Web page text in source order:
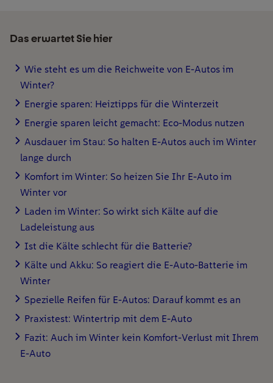
Das erwartet Sie hier
Wie steht es um die Reichweite von E-Autos im
Winter?
Energie sparen: Heiztipps für die Winterzeit
Energie sparen leicht gemacht: Eco-Modus nutzen
Ausdauer im Stau: So halten E-Autos auch im Winter
lange durch
Komfort im Winter: So heizen Sie Ihr E-Auto im
Winter vor
Laden im Winter: So wirkt sich Kälte auf die
Ladeleistung aus
Ist die Kälte schlecht für die Batterie?
Kälte und Akku: So reagiert die E-Auto-Batterie im
Winter
Spezielle Reifen für E-Autos: Darauf kommt es an
Praxistest: Wintertrip mit dem E-Auto
Fazit: Auch im Winter kein Komfort-Verlust mit Ihrem
E-Auto